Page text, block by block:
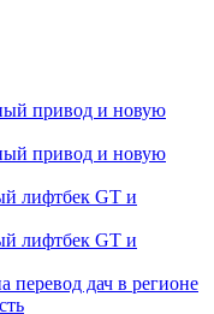
привод и новую
привод и новую
лифтбек GT и
лифтбек GT и
перевод дач в регионе